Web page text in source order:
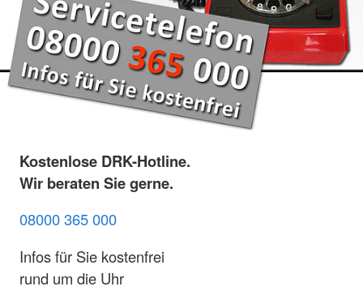
Kostenlose DRK-Hotline.
Wir beraten Sie gerne.
08000 365 000
Infos für Sie kostenfrei
rund um die Uhr